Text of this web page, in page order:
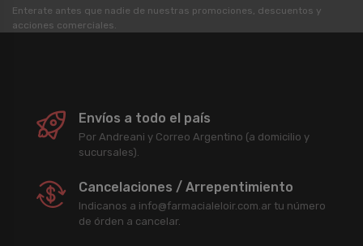
Enterate antes que nadie de nuestras promociones, descuentos y
acciones comerciales.
Envíos a todo el país
Por Andreani y Correo Argentino (a domicilio y
sucursales).
Cancelaciones / Arrepentimiento
Indicanos a info@farmacialeloir.com.ar tu número
de órden a cancelar.